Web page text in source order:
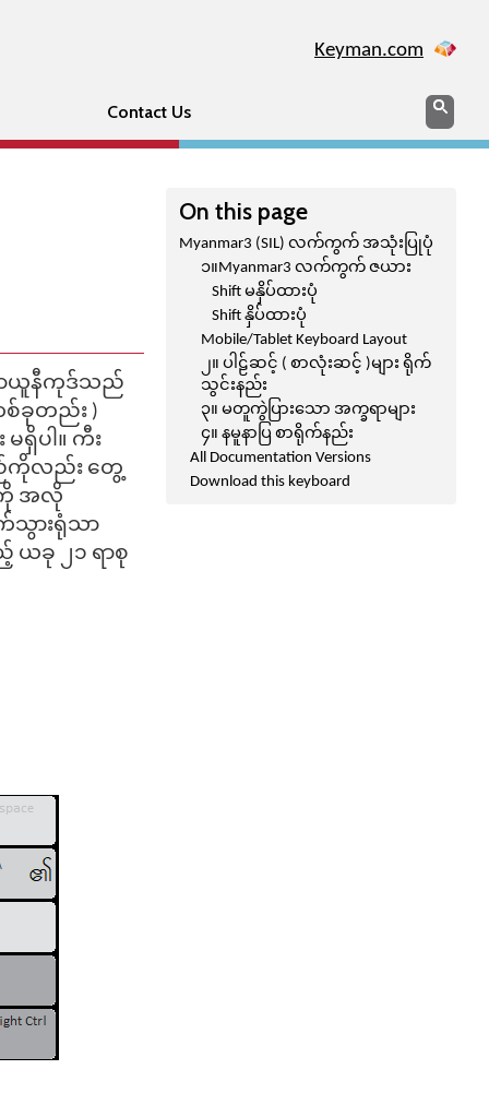
Keyman.com
Contact Us Search
On this page
Myanmar3 (SIL) လက်ကွက် အသုံးပြုပုံ
၁။Myanmar3 လက်ကွက် ဇယား
Shift မနှိပ်ထားပုံ
Shift နှိပ်ထားပုံ
Mobile/Tablet Keyboard Layout
၂။ ပါဠ်ဆင့် ( စာလုံးဆင့် )များ ရိုက်
သွင်းနည်း
၃။ မတူကွဲပြားသော အက္ခရာများ
၄။ နမူနာပြ စာရိုက်နည်း
All Documentation Versions
Download this keyboard
ာယူနီကုဒ်သည်
စ်ခုတည်း )
ရှိပါ။ ကီး
ည်ကိုလည်း တွေ့
ကို အလို
သွားရုံသာ
ယခု ၂၁ ရာစု